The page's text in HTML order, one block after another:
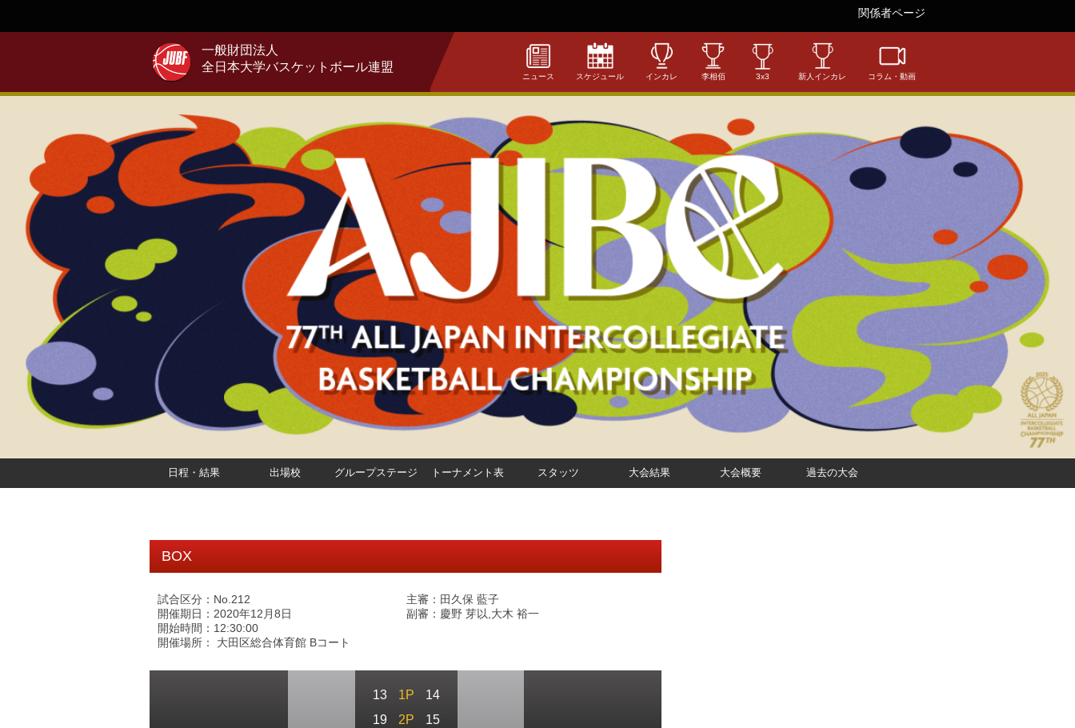
関係者ページ
一般財団法人
全日本大学バスケットボール連盟
ニュース スケジュール インカレ 李相佰 3x3 新人インカレ コラム・動画
日程・結果 出場校 グループステージ トーナメント表 スタッツ 大会結果 大会概要 過去の大会
BOX
試合区分：No.212
開催期日：2020年12月8日
開始時間：12:30:00
開催場所： 大田区総合体育館 Bコート
主審：田久保 藍子
副審：慶野 芽以,大木 裕一
13 1P
14
19
2P
15